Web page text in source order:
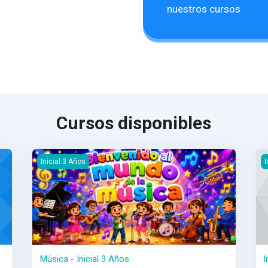
nuestros cursos
Cursos disponibles
Música - Inicial 3 Años
Inicial 3 Años
Música - Inicial 3 Años